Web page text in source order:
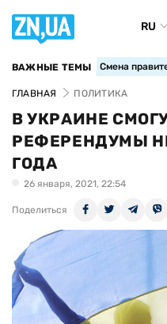
RU
ВАЖНЫЕ ТЕМЫ Смена
ГЛАВНАЯ ПОЛИТИКА
В УКРАИНЕ
РЕФЕРЕНДУМЫ
ГОДА
26 января, 2021, 22:54
Поделиться